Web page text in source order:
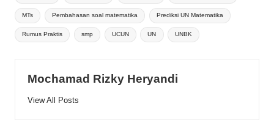
MTs Pembahasan soal matematika Prediksi UN Matematika
Rumus Praktis smp UCUN UN UNBK
Mochamad Rizky Heryandi
View All Posts